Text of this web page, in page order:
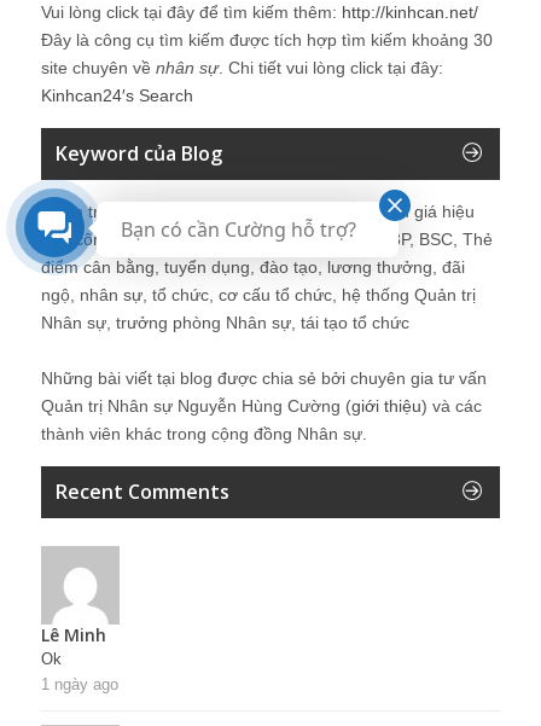
Vui lòng click tại đây để tìm kiếm thêm: http://kinhcan.net/
Đây là công cụ tìm kiếm được tích hợp tìm kiếm khoảng 30
site chuyên về nhân sự. Chi tiết vui lòng click tại đây:
Kinhcan24′s Search
Keyword của Blog
Quản trị nhân sự, Human Resources, KPI, Đánh giá hiệu
quả công việc, chính sách lương, CnB, lương 3P, BSC, Thẻ
điểm cân bằng, tuyển dụng, đào tạo, lương thưởng, đãi
ngộ, nhân sự, tổ chức, cơ cấu tổ chức, hệ thống Quản trị
Nhân sự, trưởng phòng Nhân sự, tái tạo tổ chức
Những bài viết tại blog được chia sẻ bởi chuyên gia tư vấn
Quản trị Nhân sự Nguyễn Hùng Cường (giới thiệu) và các
thành viên khác trong cộng đồng Nhân sự.
Recent Comments
Lê Minh
Ok
1 ngày ago
Bạn có cần Cường hỗ trợ?